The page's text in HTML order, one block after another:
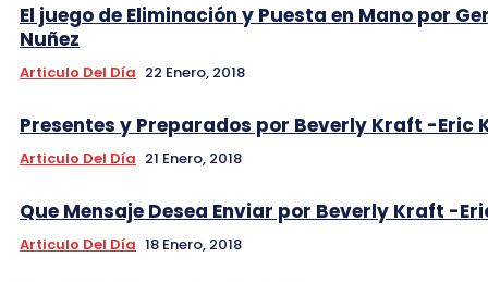
El juego de Eliminación y Puesta en Mano por
Nuñez
Articulo Del Día 22 Enero, 2018
Presentes y Preparados por Beverly Kraft -Eric
Articulo Del Día 21 Enero, 2018
Que Mensaje Desea Enviar por Beverly Kraft -
Articulo Del Día 18 Enero, 2018